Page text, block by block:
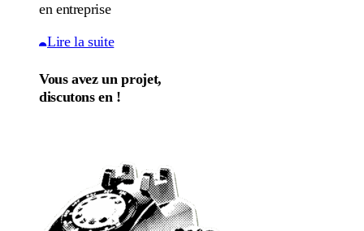
en entreprise
Lire la suite
Vous avez un projet,
discutons en !